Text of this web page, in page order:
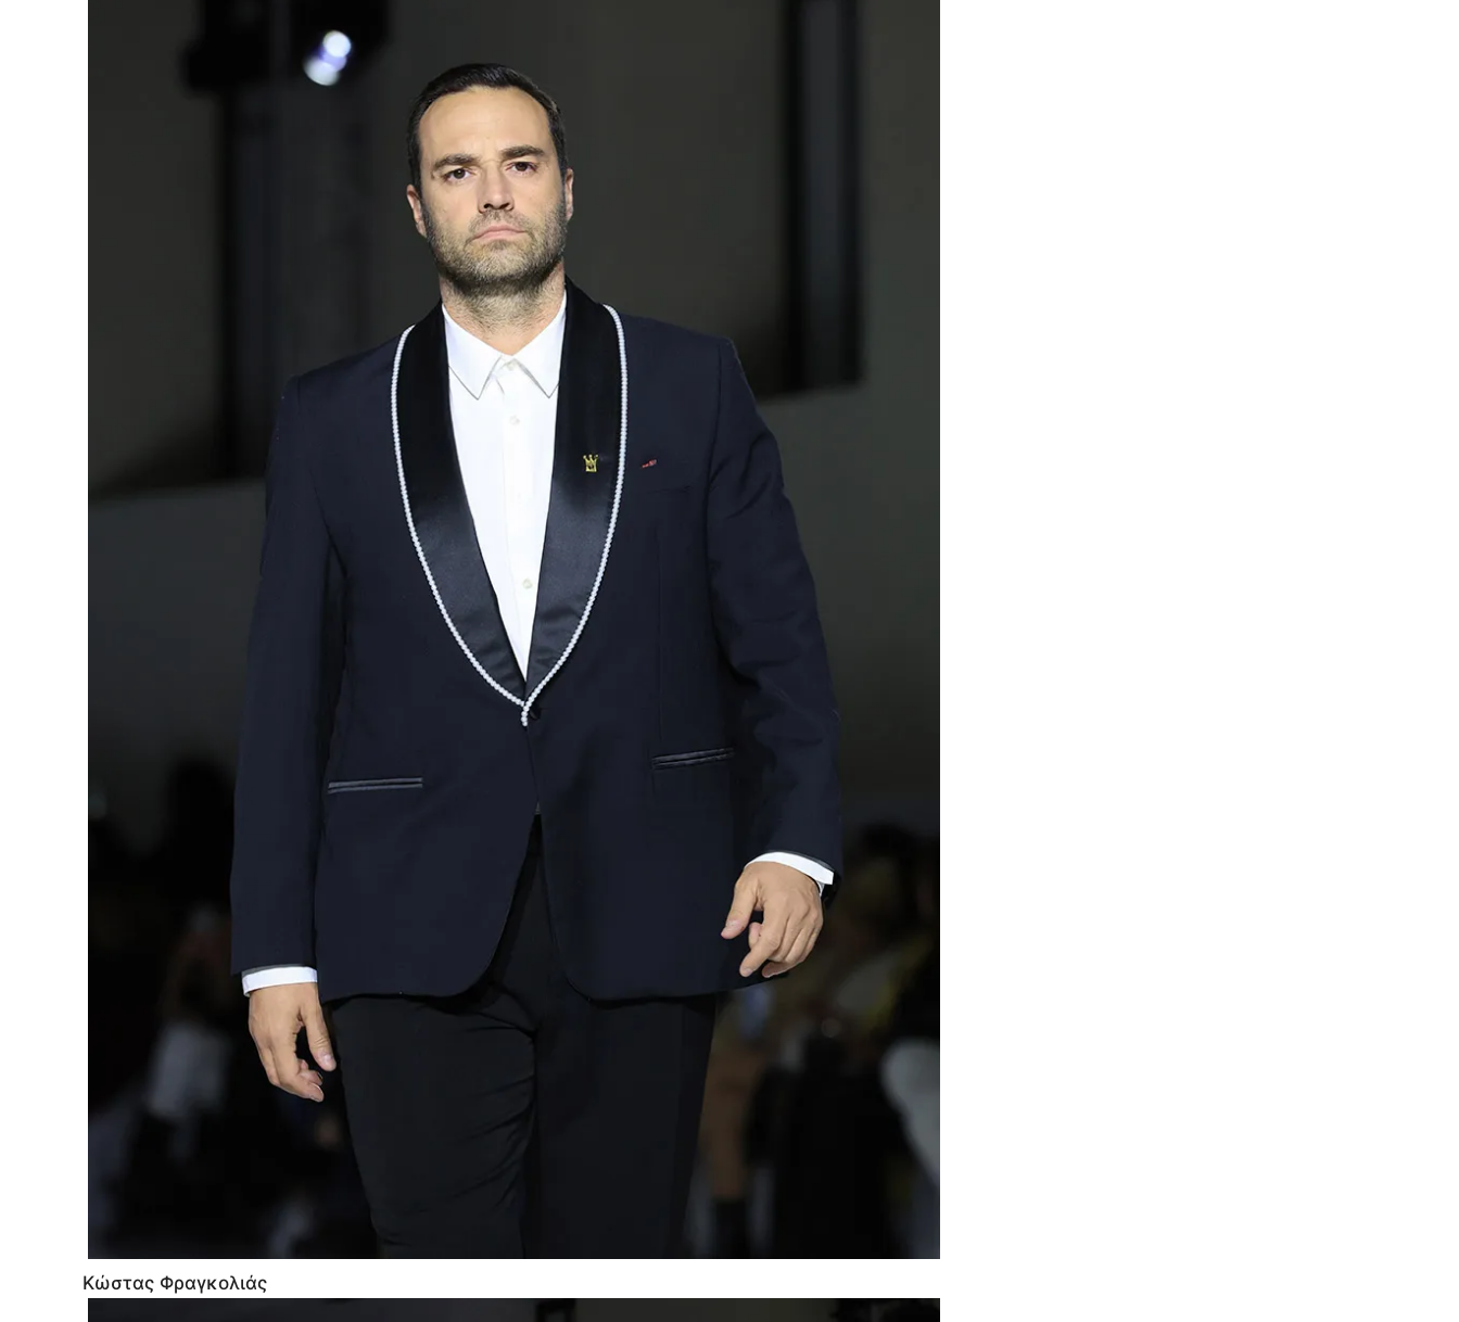
Κώστας Φραγκολιάς